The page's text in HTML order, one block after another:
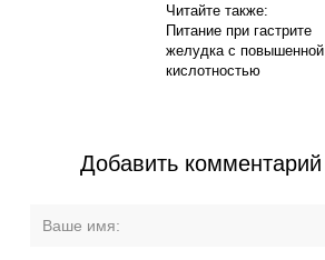
Читайте также:
Питание при гастрите
желудка с повышенной
кислотностью
Добавить комментарий